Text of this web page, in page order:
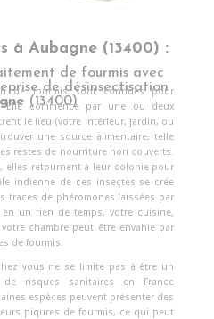
à Aubagne (13400) :
de fourmis avec
de désinsectisation
(13400)
de fourmis sont connues pour
Elle commence par une ou deux
le lieu (votre intérieur, jardin, ou
une source alimentaire, telle
restes de nourriture non couverts.
elles retournent à leur colonie pour
indienne de ces insectes se crée
traces de phéromones laissées par
un rien de temps, votre cuisine,
chambre peut être envahie par
de fourmis.
vous ne se limite pas à être un
risques sanitaires en France
espèces peuvent présenter des
piqures de fourmis, ce qui peut